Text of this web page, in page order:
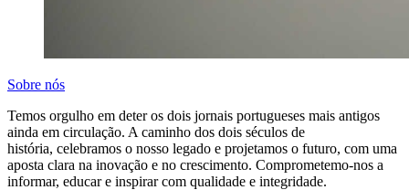
Sobre nós
Temos orgulho em deter os dois jornais portugueses mais antigos
ainda em circulação. A caminho dos dois séculos de
história, celebramos o nosso legado e projetamos o futuro, com uma
aposta clara na inovação e no crescimento. Comprometemo-nos a
informar, educar e inspirar com qualidade e integridade.